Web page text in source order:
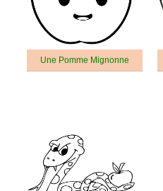
Une Pomme Mignonne